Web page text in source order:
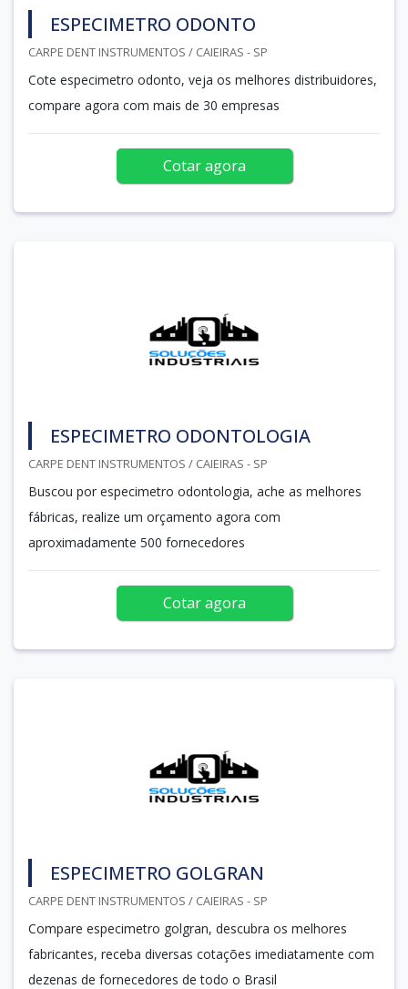
ESPECIMETRO ODONTO
CARPE DENT INSTRUMENTOS / CAIEIRAS - SP
Cote especimetro odonto, veja os melhores distribuidores,
compare agora com mais de 30 empresas
Cotar agora
ESPECIMETRO ODONTOLOGIA
CARPE DENT INSTRUMENTOS / CAIEIRAS - SP
Buscou por especimetro odontologia, ache as melhores
fábricas, realize um orçamento agora com
aproximadamente 500 fornecedores
Cotar agora
ESPECIMETRO GOLGRAN
CARPE DENT INSTRUMENTOS / CAIEIRAS - SP
Compare especimetro golgran, descubra os melhores
fabricantes, receba diversas cotações imediatamente com
dezenas de fornecedores de todo o Brasil